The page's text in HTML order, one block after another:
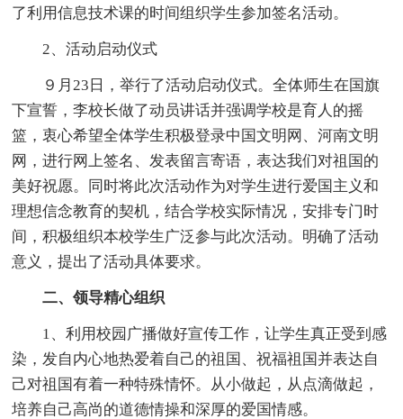
了利用信息技术课的时间组织学生参加签名活动。
2、活动启动仪式
９月23日，举行了活动启动仪式。全体师生在国旗
下宣誓，李校长做了动员讲话并强调学校是育人的摇
篮，衷心希望全体学生积极登录中国文明网、河南文明
网，进行网上签名、发表留言寄语，表达我们对祖国的
美好祝愿。同时将此次活动作为对学生进行爱国主义和
理想信念教育的契机，结合学校实际情况，安排专门时
间，积极组织本校学生广泛参与此次活动。明确了活动
意义，提出了活动具体要求。
二、领导精心组织
1、利用校园广播做好宣传工作，让学生真正受到感
染，发自内心地热爱着自己的祖国、祝福祖国并表达自
己对祖国有着一种特殊情怀。从小做起，从点滴做起，
培养自己高尚的道德情操和深厚的爱国情感。